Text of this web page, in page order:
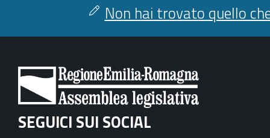
Non hai trovato quello
SEGUICI SUI SOCIAL